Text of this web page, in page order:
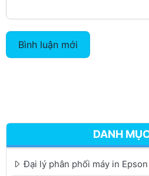
Bình luận mới
DANH
Đại lý phân phối máy in